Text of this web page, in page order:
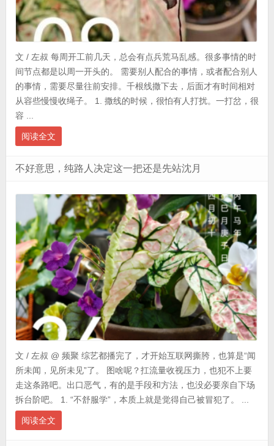
文 / 左叔 每周开工前几天，总会有点兵荒马乱感。很多事情的时
间节点都是以周一开头的。 需要别人配合的事情，或者配合别人
的事情，需要尽量往前安排。千根线撒下去，后面才有时间相对
从容些慢慢收绳子。 1. 撒线的时候，很怕有人打扰。一打岔，很
容 ...
阅读全文
不好意思，纯路人决定这一把还是先站沈月
文 / 左叔 @ 频聚 综艺都播完了，才开始互联网撕胯，也算是“闻
所未闻，见所未见”了。 图啥呢？扛流量收视压力，也犯不上要
走这条路吧。出口恶气，有的是手段和方法，也没必要亲自下场
拆台阶吧。 1. “不舒服学”，本质上就是觉得自己被冒犯了。 ...
阅读全文